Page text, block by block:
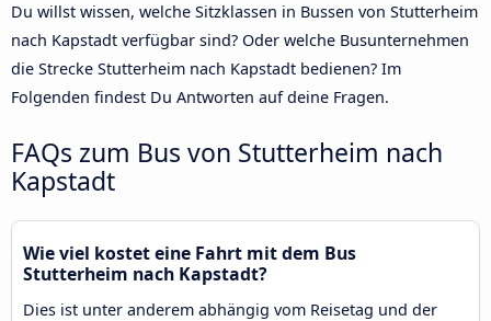
Du willst wissen, welche Sitzklassen in Bussen von Stutterheim
nach Kapstadt verfügbar sind? Oder welche Busunternehmen
die Strecke Stutterheim nach Kapstadt bedienen? Im
Folgenden findest Du Antworten auf deine Fragen.
FAQs zum Bus von Stutterheim nach
Kapstadt
Wie viel kostet eine Fahrt mit dem Bus
Stutterheim nach Kapstadt?
Dies ist unter anderem abhängig vom Reisetag und der